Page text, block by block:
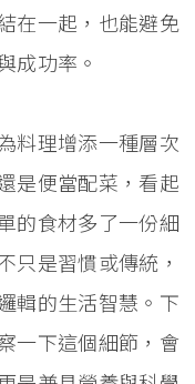
在一起，也能避免
成功率。
料理增添一種層次
是便當配菜，看起
的食材多了一份細
只是習慣或傳統，
輯的生活智慧。下
一下這個細節，會